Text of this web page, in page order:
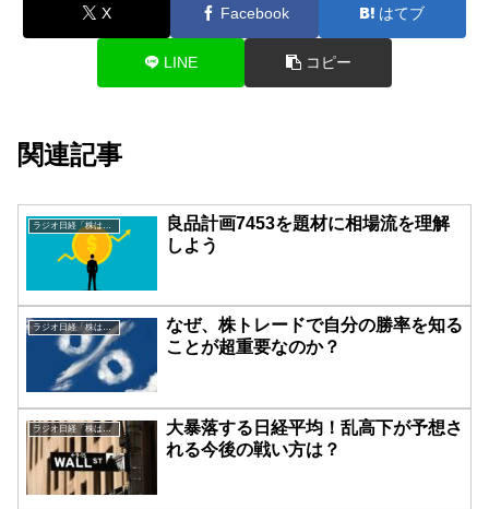
X Facebook はてブ
LINE コピー
関連記事
良品計画7453を題材に相場流を理解
しよう
ラジオ日経「株は技術だ！」
なぜ、株トレードで自分の勝率を知る
ことが超重要なのか？
ラジオ日経「株は技術だ！」
大暴落する日経平均！乱高下が予想さ
れる今後の戦い方は？